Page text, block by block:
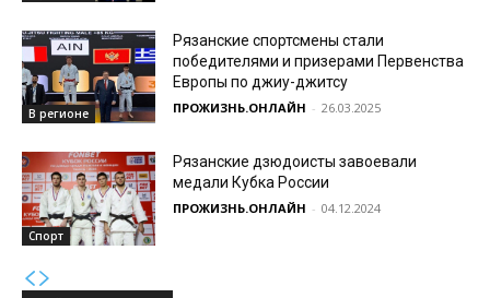
В регионе
Рязанские спортсмены стали
победителями и призерами Первенства
Европы по джиу-джитсу
ПРОЖИЗНЬ.ОНЛАЙН - 26.03.2025
Спорт
Рязанские дзюдоисты завоевали
медали Кубка России
ПРОЖИЗНЬ.ОНЛАЙН - 04.12.2024